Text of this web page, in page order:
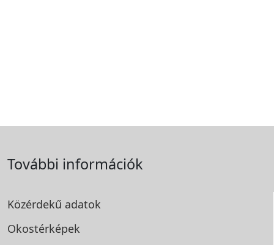
További információk
Közérdekű adatok
Okostérképek